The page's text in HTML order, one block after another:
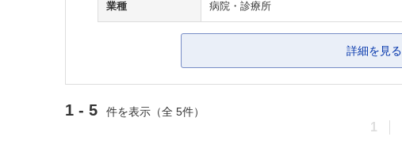
業種 病院・診療所
詳細を見る
1 - 5 件を表示（全 5件）
1